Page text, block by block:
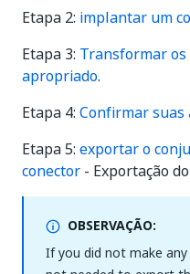
Etapa 2: implantar um
Etapa 3: Transformar os
apropriado.
Etapa 4: Confirmar suas
Etapa 5: exportar o
conector - Exportação
OBSERVAÇÃO:
If you did not make